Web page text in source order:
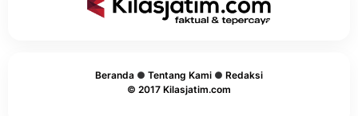
Beranda ● Tentang Kami ● Redaksi
© 2017 Kilasjatim.com